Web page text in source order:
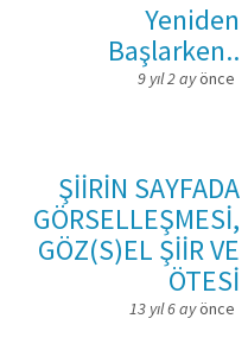
Yeniden
Başlarken..
9 yıl 2 ayönce
ŞİİRİN SAYFADA
GÖRSELLEŞMESİ,
GÖZ(S)EL ŞİİR VE
ÖTESİ
13 yıl 6 ayönce